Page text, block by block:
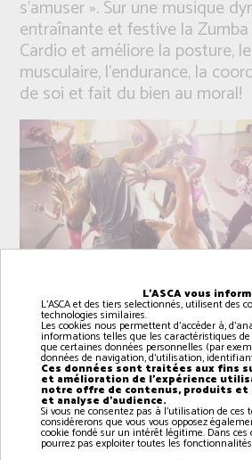
s’amuser ». Sur une musique
entraînante et festive la
Cardio et améliore la posture,
musculaire, l’endurance, la
de soi et fait du bien au moral!
Intervenant(e): Armonie
L'ASCA vous
L'ASCA et des tiers selectionnés, utilisent des
technologies similaires.
Les cookies nous permettent d'accéder à,
informations telles que les caractéristiques
que certaines données personnelles (par
données de navigation, d'utilisation,
Ces données sont traitées aux fins
et amélioration de l'expérience
notre offre de contenus, produits et
et analyse d'audience.
Si vous ne consentez pas à l'utilisation de ces
considérerons que vous vous opposez
cookie fondé sur un intérêt légitime. Dans ces
pourrez pas exploiter toutes les